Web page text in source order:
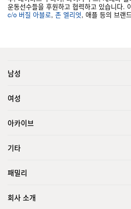
운동선수들을 후원하고 협력하고 있습니다.
c/o 버질 아블로, 존 엘리엇, 애플 등의 브랜
남성
여성
아카이브
기타
패밀리
회사 소개